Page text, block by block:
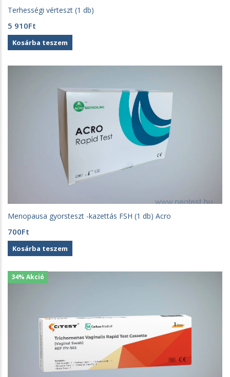
Terhességi vérteszt (1 db)
5 910Ft
Kosárba teszem
Menopausa gyorsteszt -kazettás FSH (1 db) Acro
700Ft
Kosárba teszem
34% Akció